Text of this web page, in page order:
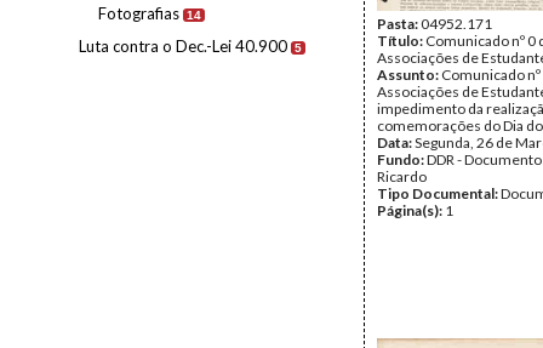
Fotografias 14
Luta contra o Dec.-Lei 40.900 5
Pasta:04952.171
Título: Comunicado nº 0
Associações de
Assunto: Comunicado nº
Associações de
impedimento da
comemorações do Dia
Data:Segunda, 26 de
Fundo:DDR -
Ricardo
Tipo Documental:
Página(s): 1